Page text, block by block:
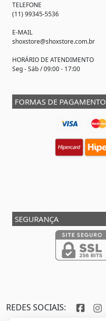
TELEFONE
(11) 99345-5536
E-MAIL
shoxstore@shoxstore.com.br
HORÁRIO DE ATENDIMENTO
Seg - Sáb / 09:00 - 17:00
FORMAS DE PAGAMENTO
SEGURANÇA
REDES SOCIAIS: